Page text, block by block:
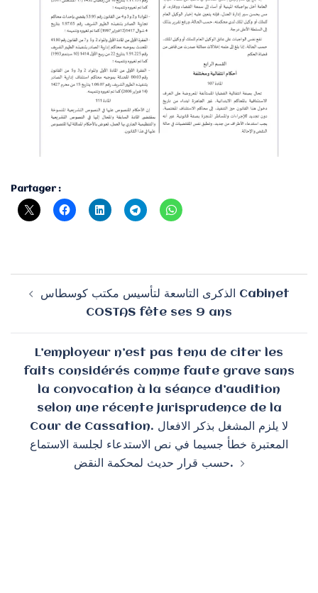
Partager :
d’article
الذكرى التاسعة لتأسيس مكتب كوسطاس Cabinet
COSTAS fête ses 9 ans
L’employeur n’est pas tenu de citer les
faits considérés comme faute grave sans
la convocation à la séance d’audition
selon une récente jurisprudence de la
Cour de Cassation. لا يلزم المشغل بذكر الافعال
المعتبرة خطأ جسيما في نص الاستدعاء لجلسة الاستماع
حسب قرار حديث لمحكمة النقض.